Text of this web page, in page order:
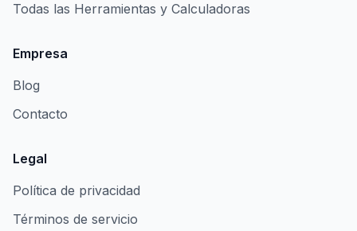
Todas las Herramientas y Calculadoras
Empresa
Blog
Contacto
Legal
Política de privacidad
Términos de servicio